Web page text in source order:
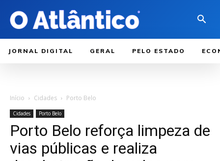
JORNAL DIGITAL GERAL PELO ESTADO
Início Cidades Porto Belo
Cidades Porto Belo
Porto Belo reforça limpeza de
vias públicas e realiza